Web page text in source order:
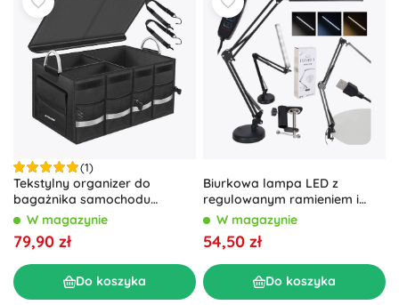
(1)
Tekstylny organizer do
bagażnika samochodu
XTROBB z pokrywą 50 l
W magazynie
79,90 zł
Do koszyka
Biurkowa lampa LED z
regulowanym ramieniem i
USB, 2 sposoby montażu
W magazynie
54,50 zł
Do koszyka